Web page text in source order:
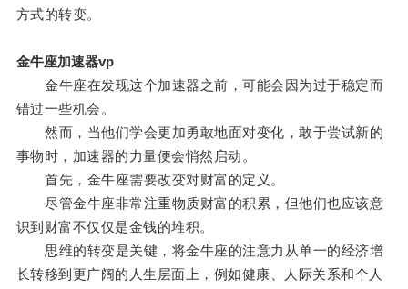
方式的转变。
金牛座加速器vp
金牛座在发现这个加速器之前，可能会因为过于稳定而
错过一些机会。
然而，当他们学会更加勇敢地面对变化，敢于尝试新的
事物时，加速器的力量便会悄然启动。
首先，金牛座需要改变对财富的定义。
尽管金牛座非常注重物质财富的积累，但他们也应该意
识到财富不仅仅是金钱的堆积。
思维的转变是关键，将金牛座的注意力从单一的经济增
长转移到更广阔的人生层面上，例如健康、人际关系和个人